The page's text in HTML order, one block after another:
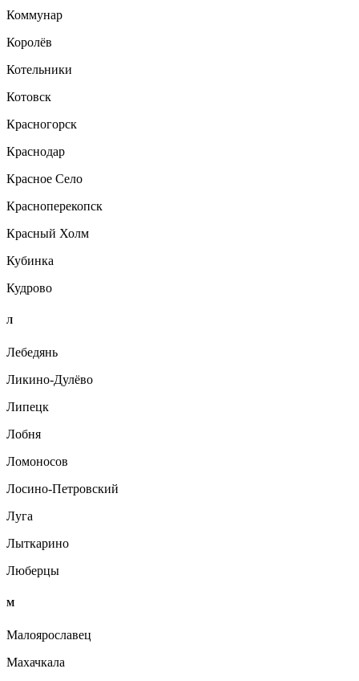
Коммунар
Королёв
Котельники
Котовск
Красногорск
Краснодар
Красное Село
Красноперекопск
Красный Холм
Кубинка
Кудрово
Л
Лебедянь
Ликино-Дулёво
Липецк
Лобня
Ломоносов
Лосино-Петровский
Луга
Лыткарино
Люберцы
М
Малоярославец
Махачкала